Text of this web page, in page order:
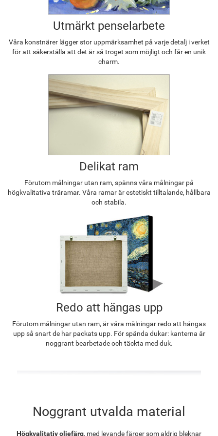
Utmärkt penselarbete
Våra konstnärer lägger stor uppmärksamhet på varje detalj i verket
för att säkerställa att det är så troget som möjligt och får en unik
charm.
Delikat ram
Förutom målningar utan ram, spänns våra målningar på
högkvalitativa träramar. Våra ramar är estetiskt tilltalande, hållbara
och stabila.
Redo att hängas upp
Förutom målningar utan ram, är våra målningar redo att hängas
upp så snart de har packats upp. För spända dukar: kanterna är
noggrant bearbetade och täckta med duk.
Noggrant utvalda material
Högkvalitativ oljefärg, med levande färger som aldrig bleknar